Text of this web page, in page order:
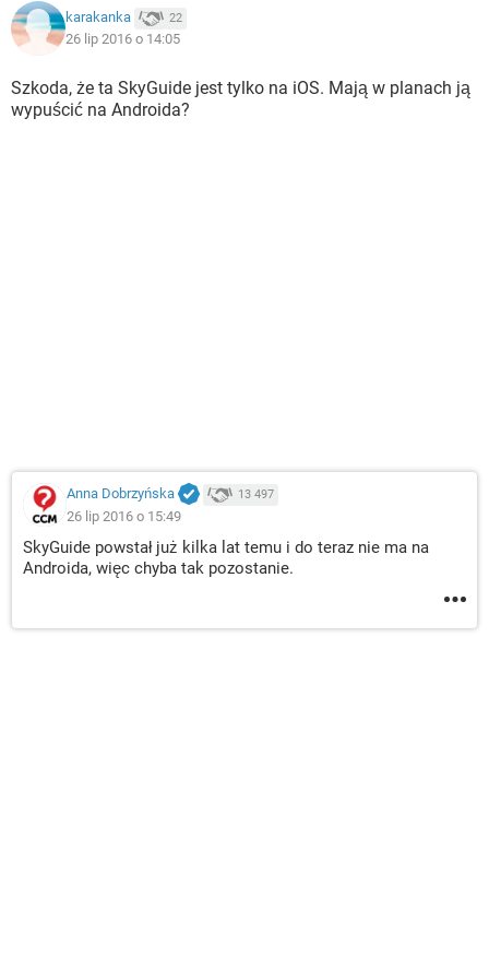
karakanka 22
26 lip 2016 o 14:05
Szkoda, że ta SkyGuide jest tylko na iOS. Mają w planach ją
wypuścić na Androida?
Anna Dobrzyńska 13 497
26 lip 2016 o 15:49
SkyGuide powstał już kilka lat temu i do teraz nie ma na
Androida, więc chyba tak pozostanie.